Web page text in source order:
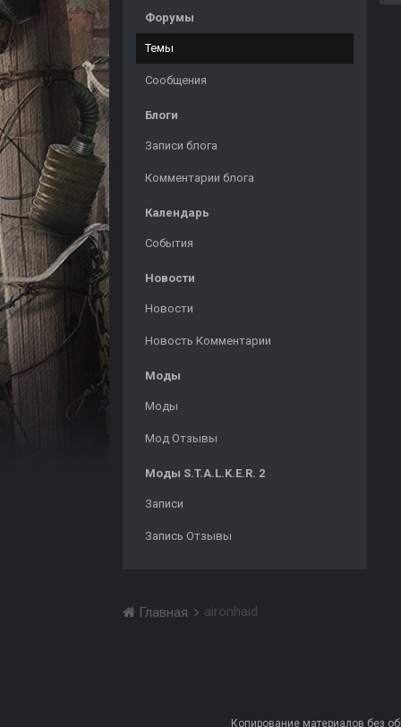
Форумы
Темы
Сообщения
Блоги
Записи блога
Комментарии блога
Календарь
События
Новости
Новости
Новость Комментарии
Моды
Моды
Мод Отзывы
Моды S.T.A.L.K.E.R. 2
Записи
Запись Отзывы
Главная aironhaid
Копирование материалов без